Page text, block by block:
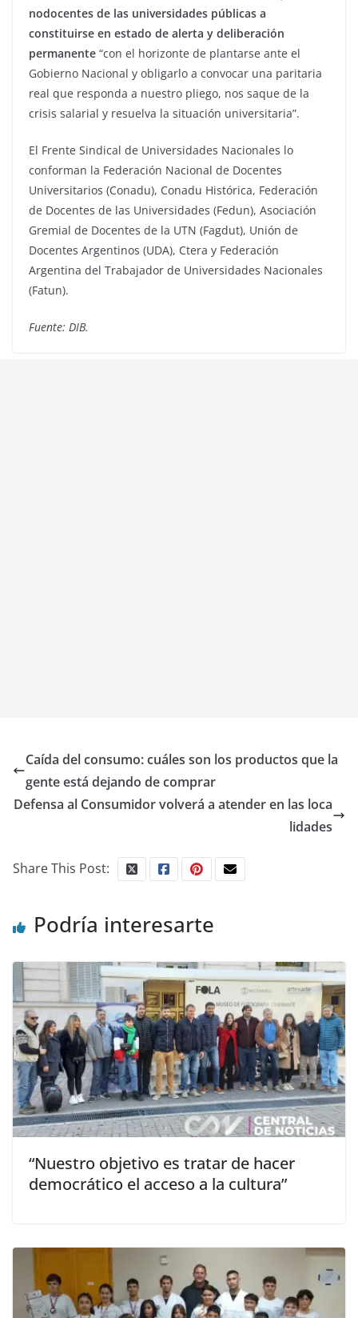
nodocentes de las universidades públicas a
constituirse en estado de alerta y deliberación
permanente “con el horizonte de plantarse ante el
Gobierno Nacional y obligarlo a convocar una paritaria
real que responda a nuestro pliego, nos saque de la
crisis salarial y resuelva la situación universitaria”.
El Frente Sindical de Universidades Nacionales lo
conforman la Federación Nacional de Docentes
Universitarios (Conadu), Conadu Histórica, Federación
de Docentes de las Universidades (Fedun), Asociación
Gremial de Docentes de la UTN (Fagdut), Unión de
Docentes Argentinos (UDA), Ctera y Federación
Argentina del Trabajador de Universidades Nacionales
(Fatun).
Fuente: DIB.
Caída del consumo: cuáles son los productos que la
gente está dejando de comprar
Defensa al Consumidor volverá a atender en las loca
lidades
Share This Post:
Podría interesarte
“Nuestro objetivo es tratar de hacer
democrático el acceso a la cultura”